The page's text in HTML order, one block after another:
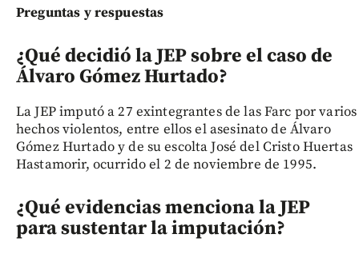
Preguntas y respuestas
¿Qué decidió la JEP sobre el caso de
Álvaro Gómez Hurtado?
La JEP imputó a 27 exintegrantes de las Farc por varios
hechos violentos, entre ellos el asesinato de Álvaro
Gómez Hurtado y de su escolta José del Cristo Huertas
Hastamorir, ocurrido el 2 de noviembre de 1995.
¿Qué evidencias menciona la JEP
para sustentar la imputación?